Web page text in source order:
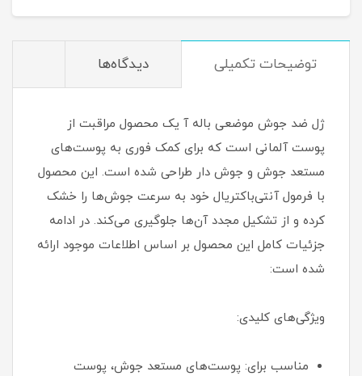
توضیحات تکمیلی دیدگاه‌ها
ژل ضد جوش موضعی باله آ یک محصول مراقبت از
پوست آلمانی است که برای کمک فوری به پوست‌های
مستعد جوش و جوش دار طراحی شده است. این محصول
با فرمول آنتی‌باکتریال خود به سرعت جوش‌ها را خشک
کرده و از تشکیل مجدد آن‌ها جلوگیری می‌کند. در ادامه
جزئیات کامل این محصول بر اساس اطلاعات موجود ارائه
شده است:
ویژگی‌های کلیدی:
مناسب برای: پوست‌های مستعد جوش، پوست